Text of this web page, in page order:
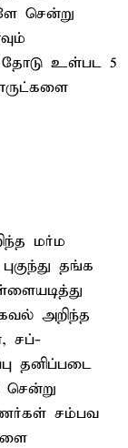
சென்று
தோடு உள்பட 5
மர்ம
தங்க
அறிந்த
சப்-
தனிப்படை
சென்று
சம்பவ